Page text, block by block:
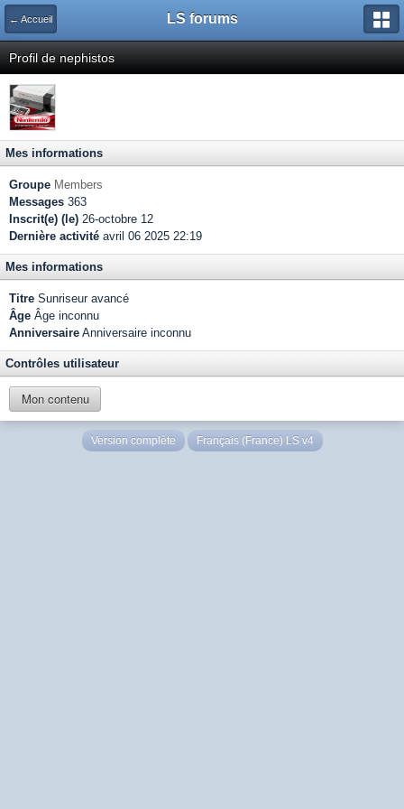
← Accueil LS forums
Profil de nephistos
Mes informations
Groupe Members
Messages 363
Inscrit(e) (le) 26-octobre 12
Dernière activité avril 06 2025 22:19
Mes informations
Titre Sunriseur avancé
Âge Âge inconnu
Anniversaire Anniversaire inconnu
Contrôles utilisateur
Mon contenu
Version complète Français (France) LS v4